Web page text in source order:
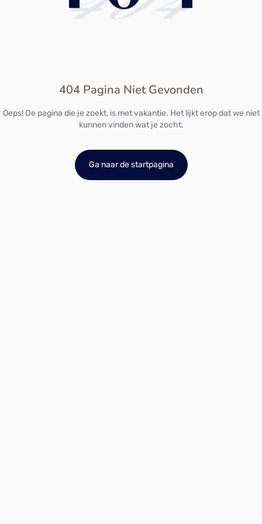
404 Pagina Niet Gevonden
Oeps! De pagina die je zoekt, is met vakantie. Het lijkt erop dat we niet
kunnen vinden wat je zocht.
Ga naar de startpagina